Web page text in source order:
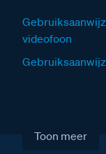
videofoon
Installatiewijzer
Toon meer